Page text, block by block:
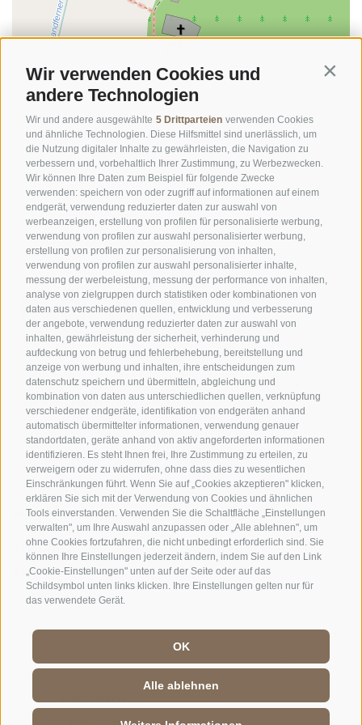
Wir verwenden Cookies und
andere Technologien
Wir und andere ausgewählte 5 Drittparteien verwenden Cookies
und ähnliche Technologien. Diese Hilfsmittel sind unerlässlich, um
die Nutzung digitaler Inhalte zu gewährleisten, die Navigation zu
verbessern und, vorbehaltlich Ihrer Zustimmung, zu Werbezwecken.
Wir können Ihre Daten zum Beispiel für folgende Zwecke
verwenden: speichern von oder zugriff auf informationen auf einem
endgerät, verwendung reduzierter daten zur auswahl von
werbeanzeigen, erstellung von profilen für personalisierte werbung,
verwendung von profilen zur auswahl personalisierter werbung,
erstellung von profilen zur personalisierung von inhalten,
verwendung von profilen zur auswahl personalisierter inhalte,
messung der werbeleistung, messung der performance von inhalten,
analyse von zielgruppen durch statistiken oder kombinationen von
daten aus verschiedenen quellen, entwicklung und verbesserung
der angebote, verwendung reduzierter daten zur auswahl von
inhalten, gewährleistung der sicherheit, verhinderung und
aufdeckung von betrug und fehlerbehebung, bereitstellung und
anzeige von werbung und inhalten, ihre entscheidungen zum
datenschutz speichern und übermitteln, abgleichung und
kombination von daten aus unterschiedlichen quellen, verknüpfung
verschiedener endgeräte, identifikation von endgeräten anhand
automatisch übermittelter informationen, verwendung genauer
standortdaten, geräte anhand von aktiv angeforderten informationen
identifizieren. Es steht Ihnen frei, Ihre Zustimmung zu erteilen, zu
verweigern oder zu widerrufen, ohne dass dies zu wesentlichen
Einschränkungen führt. Wenn Sie auf „Cookies akzeptieren" klicken,
erklären Sie sich mit der Verwendung von Cookies und ähnlichen
Tools einverstanden. Verwenden Sie die Schaltfläche „Einstellungen
verwalten", um Ihre Auswahl anzupassen oder „Alle ablehnen", um
ohne Cookies fortzufahren, die nicht unbedingt erforderlich sind. Sie
können Ihre Einstellungen jederzeit ändern, indem Sie auf den Link
„Cookie-Einstellungen" unten auf der Seite oder auf das
Schildsymbol unten links klicken. Ihre Einstellungen gelten nur für
das verwendete Gerät.
OK
Alle ablehnen
©OpenStreetMapcontributors
AMT FÜR DEN NATIONALPARK STILFSERJOCH
SOCIAL-MEDIA-RICHTLINIEN | IMPRESSUM | SITEMAP | COOKIE-RICHTLINIE
PRIVACY | Cookie Präferenzen
KONTAKTE BESUCHERZENTREN
GEFÜHRTE
NATURERLEBNISSE
SCHULEN
//